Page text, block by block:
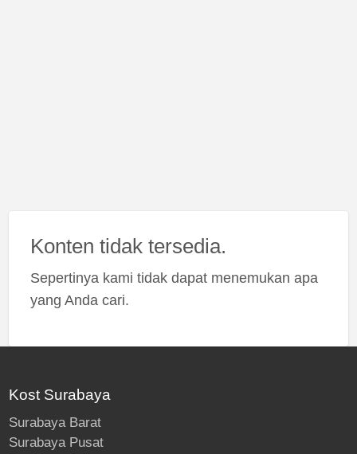
Konten tidak tersedia.
Sepertinya kami tidak dapat menemukan apa
yang Anda cari.
Kost Surabaya
Surabaya Barat
Surabaya Pusat